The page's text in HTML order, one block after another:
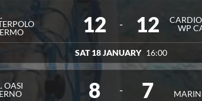
12 - 12
WP
SAT 18 JANUARY 16:00
OASI
8 - 7
PALERMO
2